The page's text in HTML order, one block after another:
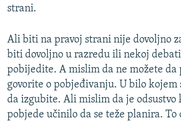
strani.
Ali biti na pravoj strani nije dovoljno
biti dovoljno u razredu ili nekoj
pobijedite. A mislim da ne možete da
govorite o pobjeđivanju. U bilo kojem
da izgubite. Ali mislim da je odsustvo
pobjede učinilo da se teže planira. To